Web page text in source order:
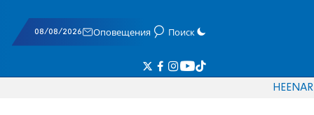
08/08/2026 Оповещения Поиск
HEENAR